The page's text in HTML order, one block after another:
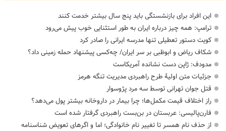
این افراد برای بازنشستگی باید پنج سال بیشتر خدمت کنند
ترامپ: همه چیز درباره ایران به طور استثنایی خوب پیش می‌رود
کویت دستور تعطیلی تنها مدرسه ایرانی را صادر کرد
شکاف ریاض و ابوظبی بر سر ایران/ چه‌کسی پیشنهاد حمله زمینی داد؟
مدودف: ژاپن دست نشانده آمریکاست
جزئیات متن اولیۀ طرح راهبردی مدیریت تنگه هرمز
قتل جوان تهرانی توسط سه مرد پژوسوار
راز اختلاف قیمت مکمل‌ها؛ چرا بیمار در داروخانه بیشتر پول می‌دهد؟
فارن‌پالیسی: عربستان در بن‌بست راهبردی گرفتار شده است
از حذف نام همسر تا تغییر نام خانوادگی؛ اما و اگرهای تعویض شناسنامه